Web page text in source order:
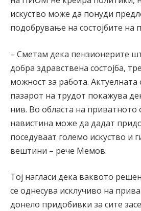
искуство може да понуди
подобрување на состојбите на
– Сметам дека пензионерите
добра здравствена состојба,
можност за работа. Актуелната
пазарот на трудот покажува
нив. Во областа на приватното
навистина може да дадат
поседуваат големо искуство и
вештини – рече Мемов.
Тој нагласи дека ваквото
се однесува исклучиво на
донело придобивки за сите